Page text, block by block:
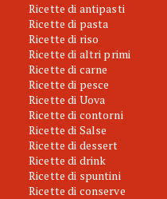
Ricette di antipasti
Ricette di pasta
Ricette di riso
Ricette di altri primi
Ricette di carne
Ricette di pesce
Ricette di Uova
Ricette di contorni
Ricette di Salse
Ricette di dessert
Ricette di drink
Ricette di spuntini
Ricette di conserve